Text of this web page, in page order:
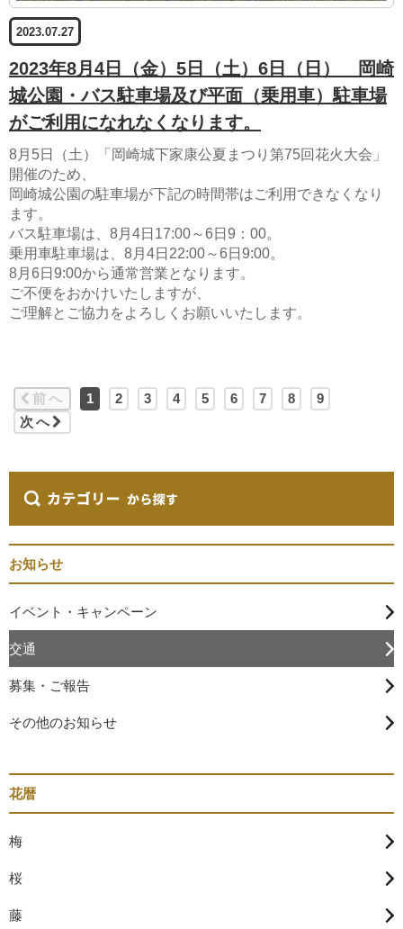
2023.07.27
2023年8月4日（金）5日（土）6日（日） 岡崎
城公園・バス駐車場及び平面（乗用車）駐車場
がご利用になれなくなります。
8月5日（土）「岡崎城下家康公夏まつり第75回花火大会」
開催のため、
岡崎城公園の駐車場が下記の時間帯はご利用できなくなり
ます。
バス駐車場は、8月4日17:00～6日9：00。
乗用車駐車場は、8月4日22:00～6日9:00。
8月6日9:00から通常営業となります。
ご不便をおかけいたしますが、
ご理解とご協力をよろしくお願いいたします。
前へ 1 2 3 4 5 6 7 8
9
次へ
お知らせ
イベント・キャンペーン
交通
募集・ご報告
その他のお知らせ
花暦
梅
桜
藤